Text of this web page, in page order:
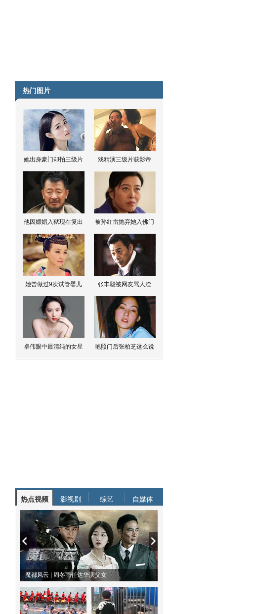
热门图片
她出身豪门却拍三级片 戏精演三级片获影帝
他因嫖娼入狱现在复出 被孙红雷抛弃她入佛门
她曾做过9次试管婴儿 张丰毅被网友骂人渣
卓伟眼中最清纯的女星 艳照门后张柏芝这么说
热点视频 影视剧 综艺 自媒体
魔都风云 | 周冬雨任达华演父女